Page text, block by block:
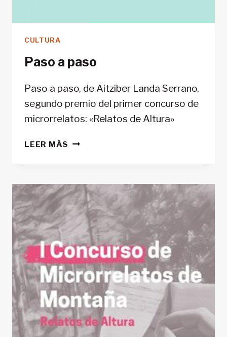
CULTURA
Paso a paso
Paso a paso, de Aitziber Landa Serrano,
segundo premio del primer concurso de
microrrelatos: «Relatos de Altura»
LEER MÁS PASO